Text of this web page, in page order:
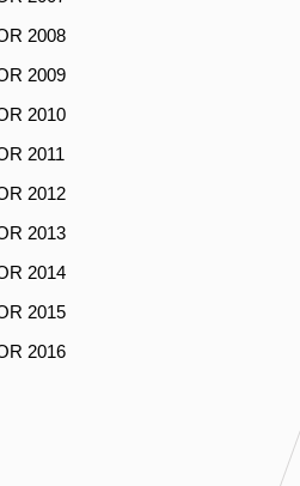
2008
2009
2010
2011
2012
2013
2014
2015
2016